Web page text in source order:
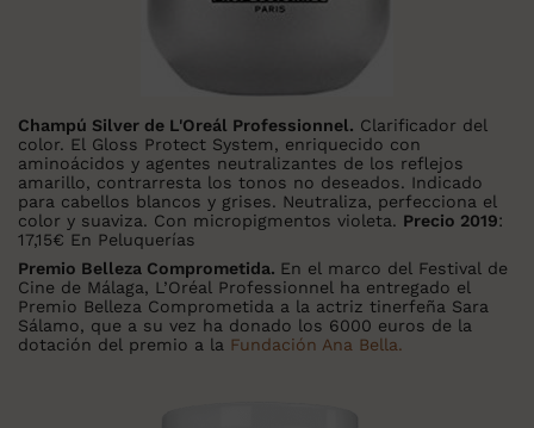
Champú Silver de L'Oreál Professionnel. Clarificador del
color. El Gloss Protect System, enriquecido con
aminoácidos y agentes neutralizantes de los reflejos
amarillo, contrarresta los tonos no deseados. Indicado
para cabellos blancos y grises. Neutraliza, perfecciona el
color y suaviza. Con micropigmentos violeta. Precio 2019:
17,15€ En Peluquerías
Premio Belleza Comprometida. En el marco del Festival de
Cine de Málaga, L’Oréal Professionnel ha entregado el
Premio Belleza Comprometida a la actriz tinerfeña Sara
Sálamo, que a su vez ha donado los 6000 euros de la
dotación del premio a la Fundación Ana Bella.